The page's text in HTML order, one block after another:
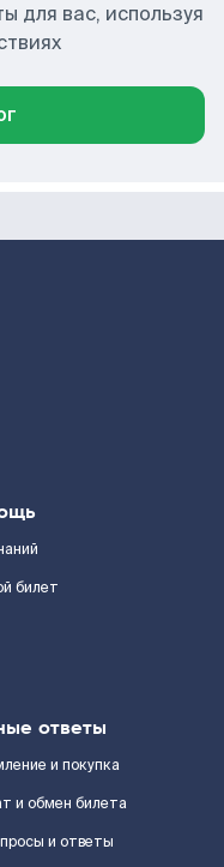
для вас, используя
билет
ответы
и покупка
и обмен билета
и ответы